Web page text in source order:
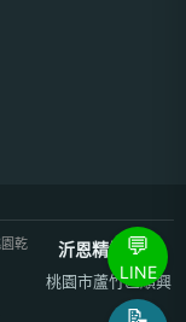
乾
沂恩精緻洗衣
桃園市蘆竹區順興
💬
LINE